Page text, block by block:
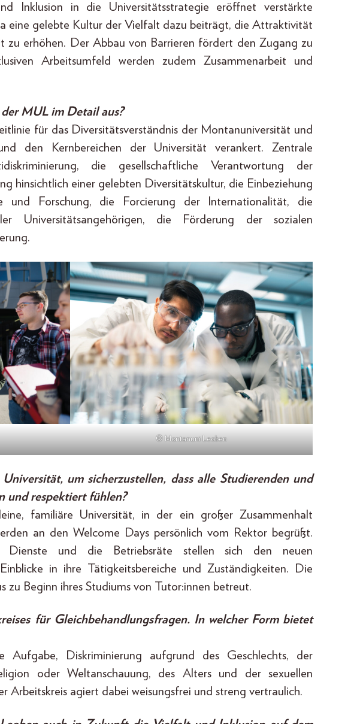
Inklusion in die Universitätsstrategie eröffnet verstärkte
eine gelebte Kultur der Vielfalt dazu beiträgt, die Attraktivität
zu erhöhen. Der Abbau von Barrieren fördert den Zugang zu
Arbeitsumfeld werden zudem Zusammenarbeit und
MUL im Detail aus?
für das Diversitätsverständnis der Montanuniversität und
den Kernbereichen der Universität verankert. Zentrale
die gesellschaftliche Verantwortung der
hinsichtlich einer gelebten Diversitätskultur, die Einbeziehung
und Forschung, die Forcierung der Internationalität, die
Universitätsangehörigen, die Förderung der sozialen
© Montanuni Leoben
um sicherzustellen, dass alle Studierenden und
und respektiert fühlen?
familiäre Universität, in der ein großer Zusammenhalt
an den Welcome Days persönlich vom Rektor begrüßt.
Dienste und die Betriebsräte stellen sich den neuen
in ihre Tätigkeitsbereiche und Zuständigkeiten. Die
zu Beginn ihres Studiums von Tutor:innen betreut.
für Gleichbehandlungsfragen. In welcher Form bietet
Diskriminierung aufgrund des Geschlechts, der
oder Weltanschauung, des Alters und der sexuellen
Arbeitskreis agiert dabei weisungsfrei und streng vertraulich.